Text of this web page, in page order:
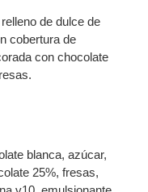
de dulce de
cobertura de
con chocolate
blanca, azúcar,
25%, fresas,